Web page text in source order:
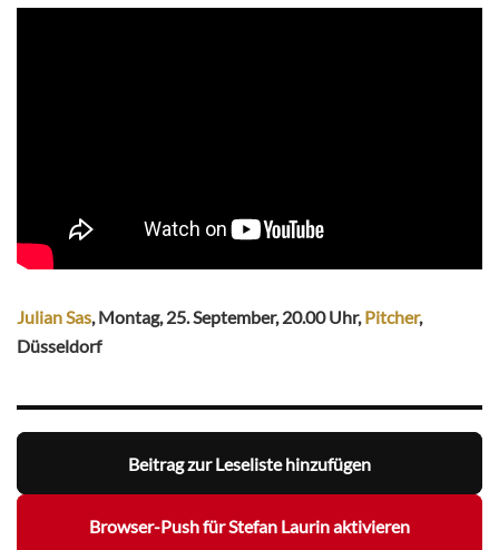
Julian Sas, Montag, 25. September, 20.00 Uhr,Pitcher,
Düsseldorf
Beitrag zur Leseliste hinzufügen
Browser-Push für Stefan Laurin aktivieren